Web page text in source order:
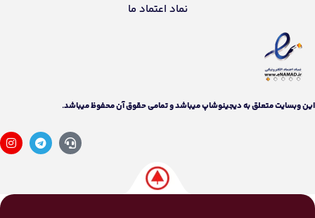
نماد اعتماد ما
اين وبسايت متعلق به دیجینوشاپ ميباشد و تمامی حقوق آن محفوظ ميباشد.